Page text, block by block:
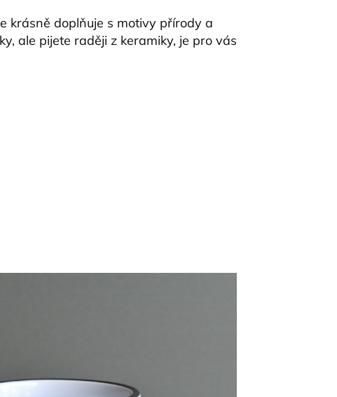
krásně doplňuje s motivy přírody a
ale pijete raději z keramiky, je pro vás